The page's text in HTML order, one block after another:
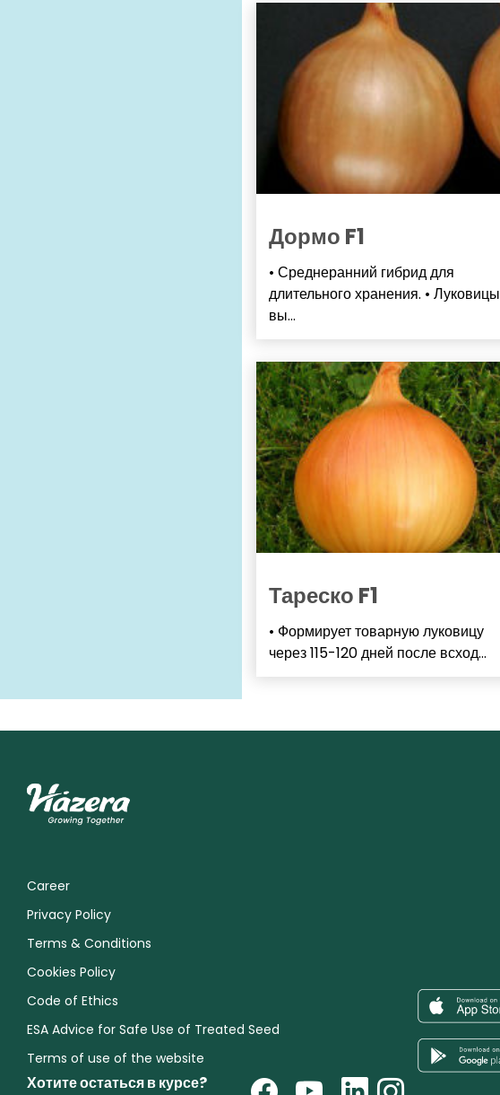
Дормо F1
• Среднеранний гибрид для
длительного хранения. • Луковицы
вы...
Тареско F1
• Формирует товарную луковицу
через 115-120 дней после всход...
Career
Privacy Policy
Terms & Conditions
Cookies Policy
Code of Ethics
ESA Advice for Safe Use of Treated Seed
Terms of use of the website
Хотите остаться в курсе?